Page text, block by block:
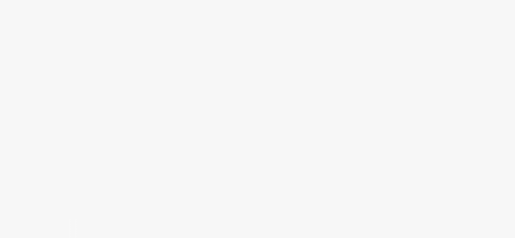
Этот опыт он считает важным для
В 2007 году Артем окончил Киевский